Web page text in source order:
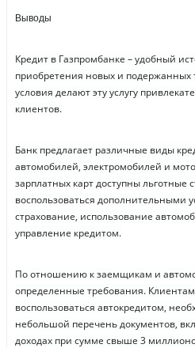
Выводы
Кредит в Газпромбанке – удобный
приобретения новых и подержанных
условия делают эту услугу
клиентов.
Банк предлагает различные виды
автомобилей, электромобилей и
зарплатных карт доступны льготные
воспользоваться дополнительными
страхование, использование
управление кредитом.
По отношению к заемщикам и
определенные требования.
воспользоваться автокредитом,
небольшой перечень документов,
доходах при сумме свыше 3